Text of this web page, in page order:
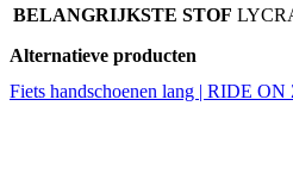
BELANGRIJKSTE STOF
Alternatieve producten
Fiets handschoenen lang | RIDE ON